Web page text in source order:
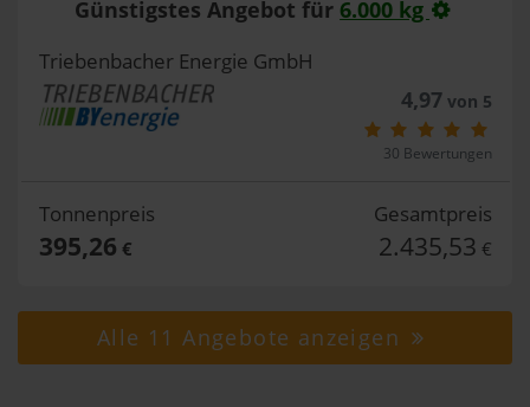
Günstigstes Angebot für 6.000 kg
Triebenbacher Energie GmbH
4,97von 5
30 Bewertungen
Tonnenpreis
395,26 €
Gesamtpreis
2.435,53 €
Alle 11 Angebote anzeigen